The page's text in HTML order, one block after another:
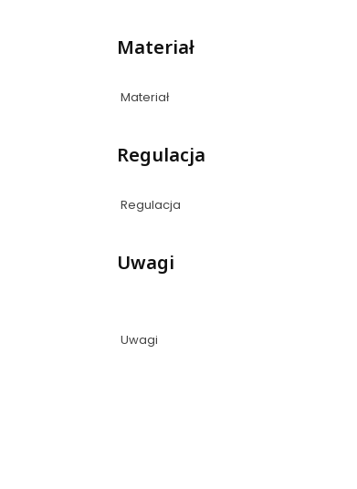
Materiał
Materiał
Regulacja
Regulacja
Uwagi
Uwagi